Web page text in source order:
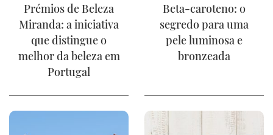
Prémios de Beleza
Miranda: a iniciativa
que distingue o
melhor da beleza em
Portugal
Beta-caroteno: o
segredo para uma
pele luminosa e
bronzeada